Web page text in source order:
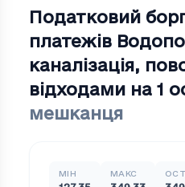
Податковий
платежів
каналiзацiя,
вiдходами на 1
мешканця
МІН МАКС